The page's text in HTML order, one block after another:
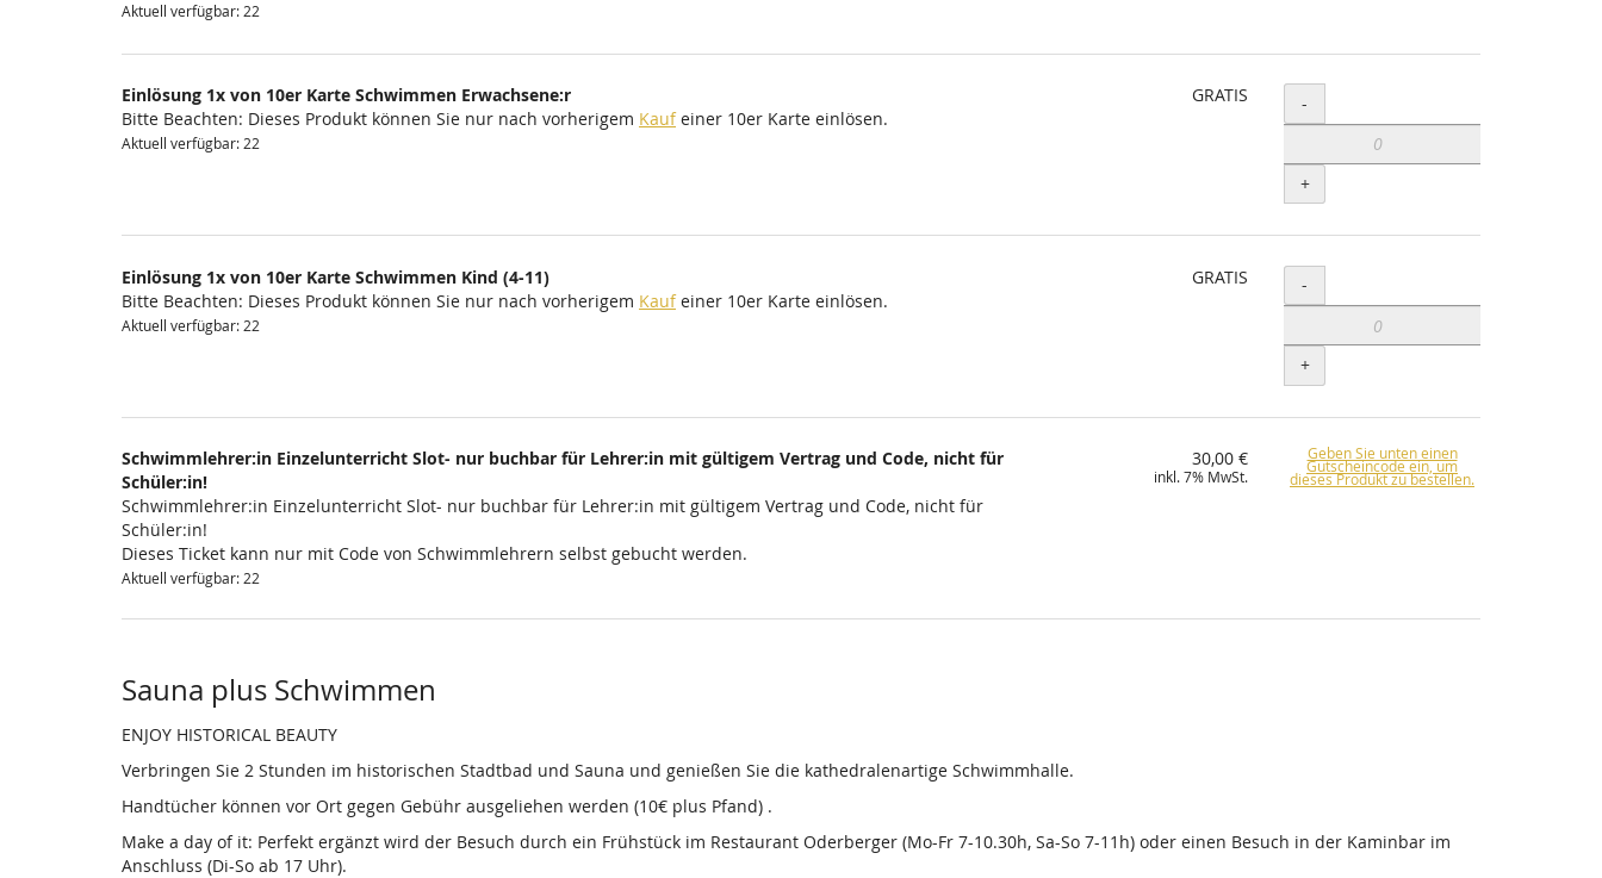
Aktuell verfügbar: 22
Einlösung 1x von 10er Karte Schwimmen Erwachsene:r
Bitte Beachten: Dieses Produkt können Sie nur nach vorherigem Kaufeiner 10er Karte einlösen.
Aktuell verfügbar: 22
GRATIS Menge
-
+
Einlösung 1x von 10er Karte Schwimmen Kind (4-11)
Bitte Beachten: Dieses Produkt können Sie nur nach vorherigem Kaufeiner 10er Karte einlösen.
Aktuell verfügbar: 22
GRATIS Menge
-
+
Schwimmlehrer:in Einzelunterricht Slot- nur buchbar für Lehrer:in mit gültigem Vertrag und Code, nicht für
Schüler:in!
Schwimmlehrer:in Einzelunterricht Slot- nur buchbar für Lehrer:in mit gültigem Vertrag und Code, nicht für
Schüler:in!
Dieses Ticket kann nur mit Code von Schwimmlehrern selbst gebucht werden.
Aktuell verfügbar: 22
30,00 €
inkl. 7% MwSt.
Geben Sie unten einen
Gutscheincode ein, um
dieses Produkt zu bestellen.
Sauna plus Schwimmen
ENJOY HISTORICAL BEAUTY
Verbringen Sie 2 Stunden im historischen Stadtbad und Sauna und genießen Sie die kathedralenartige Schwimmhalle.
Handtücher können vor Ort gegen Gebühr ausgeliehen werden (10€ plus Pfand) .
Make a day of it: Perfekt ergänzt wird der Besuch durch ein Frühstück im Restaurant Oderberger (Mo-Fr 7-10.30h, Sa-So 7-11h) oder einen Besuch in der Kaminbar im
Anschluss (Di-So ab 17 Uhr).